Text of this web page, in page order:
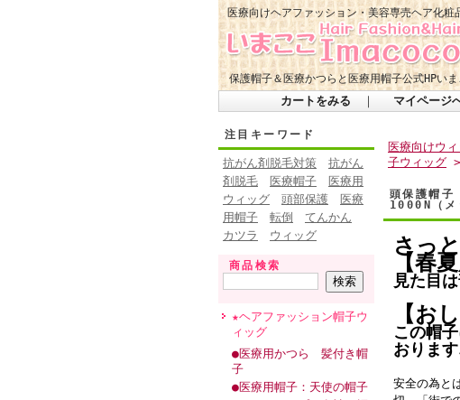
保護帽子＆医療かつらと医療用帽子公式HPい
医療向けヘアファッション・美容専売ヘア化粧
カートをみる ｜ マイページ
注目キーワード
抗がん剤脱毛対策
抗がん
剤脱毛
医療帽子
医療用
ウィッグ
頭部保護
医療
用帽子
転倒
てんかん
カツラ
ウィッグ
商品検索
★ヘアファッション帽子ウ
ィッグ
●医療用かつら 髪付き帽
子
●医療用帽子：天使の帽子
医療向けウ
子ウィッグ
頭保護帽子
1000N（
さっ
【春
見た目
【お
この帽
おりま
安全の為と